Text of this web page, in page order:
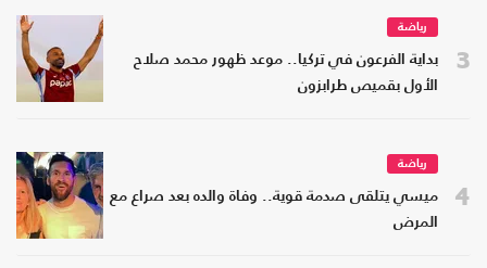
3
رياضة
بداية الفرعون في تركيا.. موعد ظهور محمد صلاح
الأول بقميص طرابزون
4
رياضة
ميسي يتلقى صدمة قوية.. وفاة والده بعد صراع مع
المرض